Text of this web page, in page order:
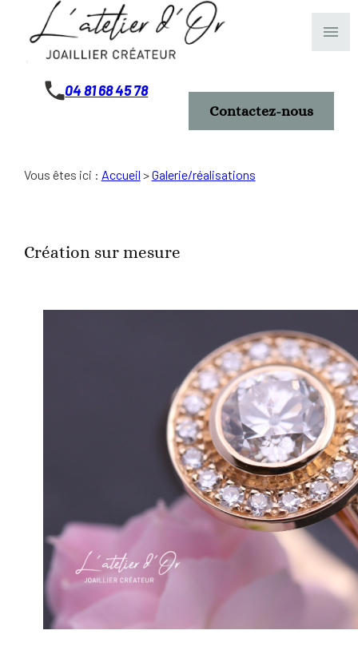
menu
04 81 68 45 78
Contactez-nous
Vous êtes ici : Accueil >Galerie/réalisations
Création sur mesure
Panneau de gestion des cookies